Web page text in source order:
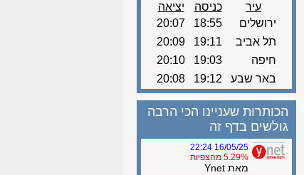
עיר כניסה
יציאה
ירושלים
18:55
20:07
תל אביב
19:11
20:09
חיפה
19:03
20:10
באר שבע
19:12
20:08
הכותרות שעניינו הכי הרבה
גולשים בדף זה
16/05/25 22:24
5.29% מהצפיות
מאת Ynet